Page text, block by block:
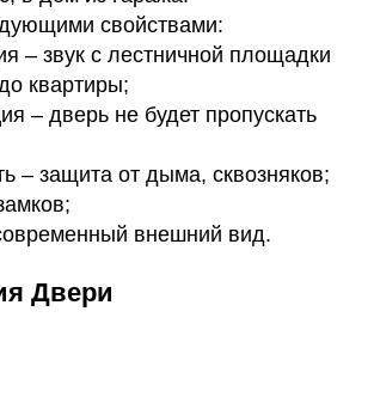
свойствами:
– звук с лестничной площадки
квартиры;
– дверь не будет пропускать
– защита от дыма, сквозняков;
внешний вид.
Двери